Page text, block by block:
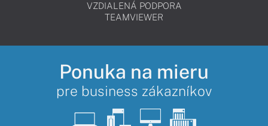
VZDIALENÁ PODPORA
TEAMVIEWER
Ponuka na mieru
pre business zákazníkov